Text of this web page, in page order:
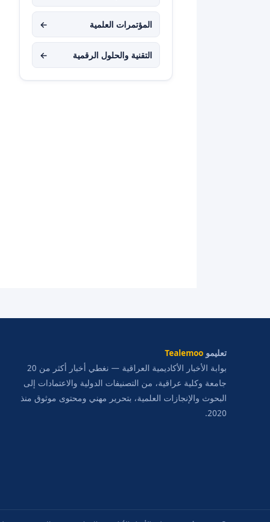
المؤتمرات العلمية ←
التقنية والحلول الرقمية ←
تعليمو Tealemoo
بوابة الأخبار الأكاديمية العراقية — نغطي أخبار أكثر من 20
جامعة وكلية عراقية، من التصنيفات الدولية والاعتمادات إلى
البحوث والإنجازات العلمية، بتحرير مهني ومحتوى موثوق منذ
2020.